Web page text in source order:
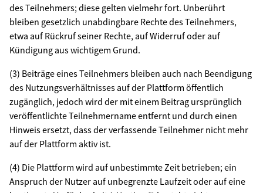
des Teilnehmers; diese gelten vielmehr fort. Unberührt
bleiben gesetzlich unabdingbare Rechte des Teilnehmers,
etwa auf Rückruf seiner Rechte, auf Widerruf oder auf
Kündigung aus wichtigem Grund.
(3) Beiträge eines Teilnehmers bleiben auch nach Beendigung
des Nutzungsverhältnisses auf der Plattform öffentlich
zugänglich, jedoch wird der mit einem Beitrag ursprünglich
veröffentlichte Teilnehmername entfernt und durch einen
Hinweis ersetzt, dass der verfassende Teilnehmer nicht mehr
auf der Plattform aktiv ist.
(4) Die Plattform wird auf unbestimmte Zeit betrieben; ein
Anspruch der Nutzer auf unbegrenzte Laufzeit oder auf eine